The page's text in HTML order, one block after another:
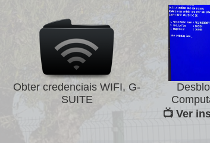
Obter credenciais WIFI, G-
SUITE
📺 Ver